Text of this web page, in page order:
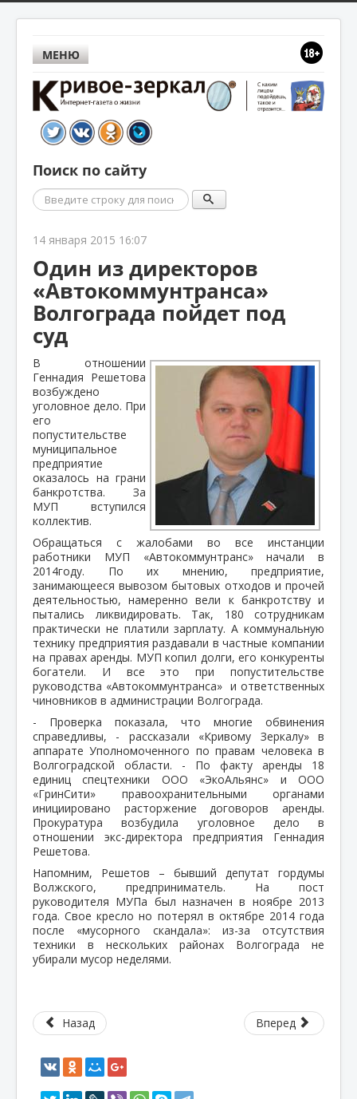
МЕНЮ
Поиск по сайту
Поиск
14 января 2015 16:07
Один из директоров
«Автокоммунтранса»
Волгограда пойдет под
суд
В отношении
Геннадия Решетова
возбуждено
уголовное дело. При
его
попустительстве
муниципальное
предприятие
оказалось на грани
банкротства. За
МУП вступился
коллектив.
Обращаться с жалобами во все инстанции
работники МУП «Автокоммунтранс» начали в
2014году. По их мнению, предприятие,
занимающееся вывозом бытовых отходов и прочей
деятельностью, намеренно вели к банкротству и
пытались ликвидировать. Так, 180 сотрудникам
практически не платили зарплату. А коммунальную
технику предприятия раздавали в частные компании
на правах аренды. МУП копил долги, его конкуренты
богатели. И все это при попустительстве
руководства «Автокоммунтранса» и ответственных
чиновников в администрации Волгограда.
- Проверка показала, что многие обвинения
справедливы, - рассказали «Кривому Зеркалу» в
аппарате Уполномоченного по правам человека в
Волгоградской области. - По факту аренды 18
единиц спецтехники ООО «ЭкоАльянс» и ООО
«ГринСити» правоохранительными органами
инициировано расторжение договоров аренды.
Прокуратура возбудила уголовное дело в
отношении экс-директора предприятия Геннадия
Решетова.
Напомним, Решетов – бывший депутат гордумы
Волжского, предприниматель. На пост
руководителя МУПа был назначен в ноябре 2013
года. Свое кресло но потерял в октябре 2014 года
после «мусорного скандала»: из-за отсутствия
техники в нескольких районах Волгограда не
убирали мусор неделями.
Назад Вперед